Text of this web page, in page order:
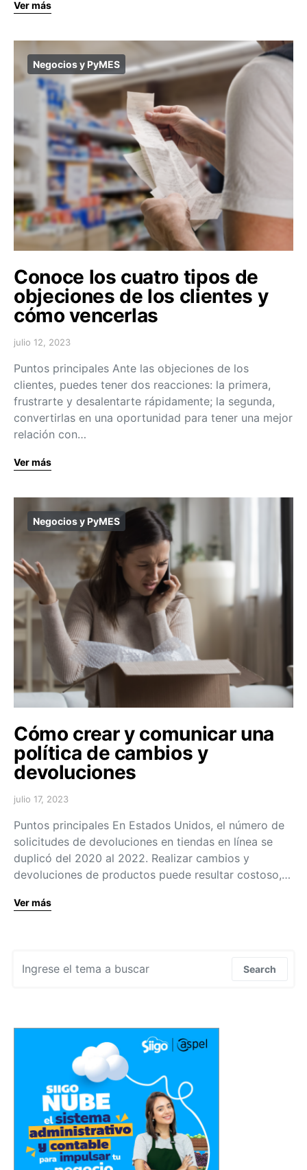
Ver más
Negocios y PyMES
Conoce los cuatro tipos de
objeciones de los clientes y
cómo vencerlas
julio 12, 2023
Puntos principales Ante las objeciones de los
clientes, puedes tener dos reacciones: la primera,
frustrarte y desalentarte rápidamente; la segunda,
convertirlas en una oportunidad para tener una mejor
relación con…
Ver más
Negocios y PyMES
Cómo crear y comunicar una
política de cambios y
devoluciones
julio 17, 2023
Puntos principales En Estados Unidos, el número de
solicitudes de devoluciones en tiendas en línea se
duplicó del 2020 al 2022. Realizar cambios y
devoluciones de productos puede resultar costoso,…
Ver más
Search